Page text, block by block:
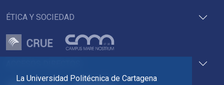
La Universidad Politécnica de Cartagena
ÉTICA Y SOCIEDAD